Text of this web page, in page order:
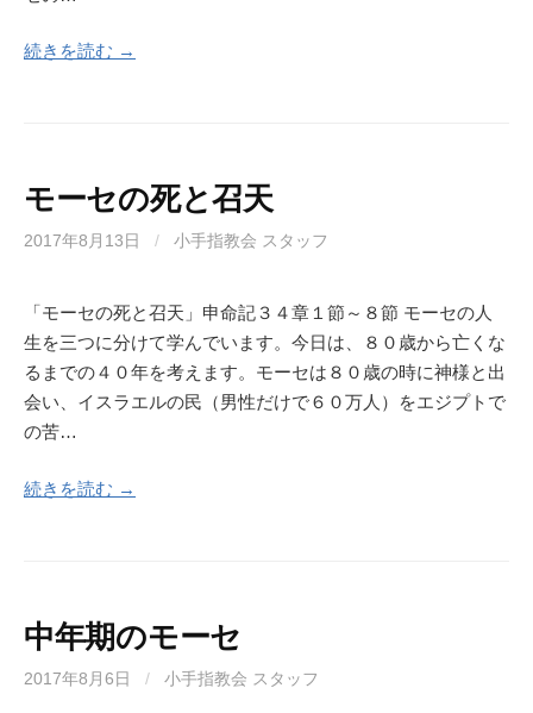
続きを読む →
モーセの死と召天
2017年8月13日 / 小手指教会 スタッフ
「モーセの死と召天」申命記３４章１節～８節 モーセの人
生を三つに分けて学んでいます。今日は、８０歳から亡くな
るまでの４０年を考えます。モーセは８０歳の時に神様と出
会い、イスラエルの民（男性だけで６０万人）をエジプトで
の苦…
続きを読む →
中年期のモーセ
2017年8月6日 / 小手指教会 スタッフ